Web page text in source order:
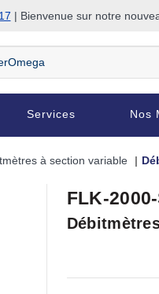
| Bienvenue sur notre
Services Nos
à section variable
FLK-